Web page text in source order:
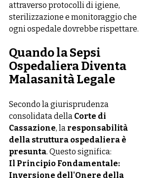
attraverso protocolli di igiene,
sterilizzazione e monitoraggio che
ogni ospedale dovrebbe rispettare.
Quando la Sepsi
Ospedaliera Diventa
Malasanità Legale
Secondo la giurisprudenza
consolidata della Corte di
Cassazione, la responsabilità
della struttura ospedaliera è
presunta. Questo significa:
Il Principio Fondamentale:
Inversione dell'Onere della